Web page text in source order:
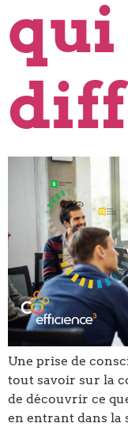
Une prise de
tout savoir sur la
de découvrir ce
en entrant dans la